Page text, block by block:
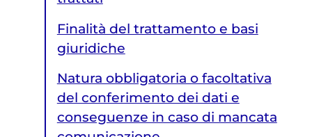
Finalità del trattamento e basi
giuridiche
Natura obbligatoria o facoltativa
del conferimento dei dati e
conseguenze in caso di mancata